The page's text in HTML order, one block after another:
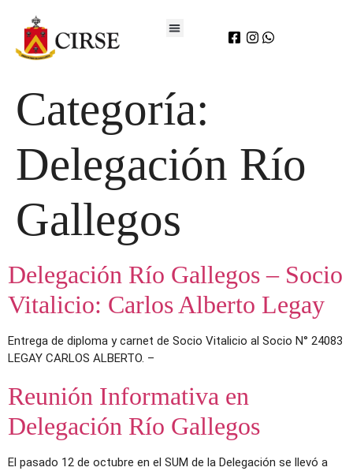
Categoría:
Delegación Río
Gallegos
Delegación Río Gallegos – Socio
Vitalicio: Carlos Alberto Legay
Entrega de diploma y carnet de Socio Vitalicio al Socio N° 24083
LEGAY CARLOS ALBERTO. –
Reunión Informativa en
Delegación Río Gallegos
El pasado 12 de octubre en el SUM de la Delegación se llevó a